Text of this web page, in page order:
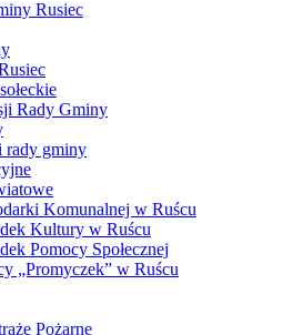
Rusiec
Rady Gminy
rady gminy
Komunalnej w Ruścu
Kultury w Ruścu
Pomocy Społecznej
„Promyczek” w Ruścu
Pożarne